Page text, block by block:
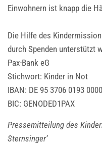
Einwohnern ist knapp die
Die Hilfe des
durch Spenden unterstützt
Pax-Bank eG
Stichwort: Kinder in Not
IBAN: DE 95 3706 0193
BIC: GENODED1PAX
Pressemitteilung des